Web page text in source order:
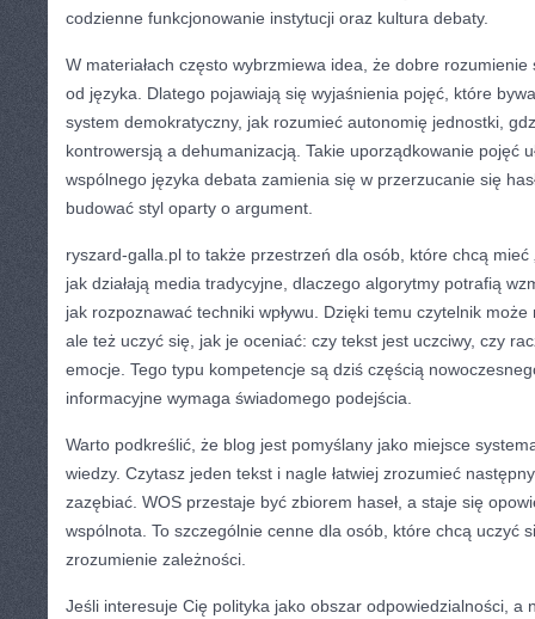
codzienne funkcjonowanie instytucji oraz kultura debaty.
W materiałach często wybrzmiewa idea, że dobre rozumienie
od języka. Dlatego pojawiają się wyjaśnienia pojęć, które
system demokratyczny, jak rozumieć autonomię jednostki,
kontrowersją a dehumanizacją. Takie uporządkowanie pojęć
wspólnego języka debata zamienia się w przerzucanie się
budować styl oparty o argument.
ryszard-galla.pl to także przestrzeń dla osób, które chcą mieć
jak działają media tradycyjne, dlaczego algorytmy potrafią
jak rozpoznawać techniki wpływu. Dzięki temu czytelnik
ale też uczyć się, jak je oceniać: czy tekst jest uczciwy, czy
emocje. Tego typu kompetencje są dziś częścią
informacyjne wymaga świadomego podejścia.
Warto podkreślić, że blog jest pomyślany jako miejsce
wiedzy. Czytasz jeden tekst i nagle łatwiej zrozumieć
zazębiać. WOS przestaje być zbiorem haseł, a staje się
wspólnota. To szczególnie cenne dla osób, które chcą uczyć
zrozumienie zależności.
Jeśli interesuje Cię polityka jako obszar odpowiedzialności, a